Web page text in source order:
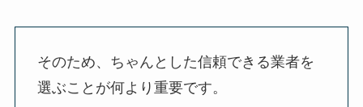
そのため、ちゃんとした信頼できる業者を
選ぶことが何より重要です。